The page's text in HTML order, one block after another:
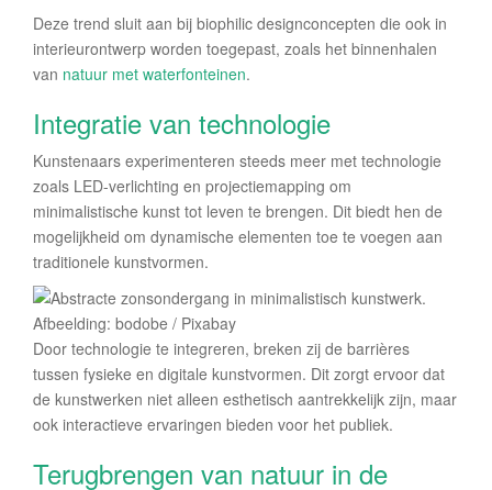
Deze trend sluit aan bij biophilic designconcepten die ook in
interieurontwerp worden toegepast, zoals het binnenhalen
van natuur met waterfonteinen.
Integratie van technologie
Kunstenaars experimenteren steeds meer met technologie
zoals LED-verlichting en projectiemapping om
minimalistische kunst tot leven te brengen. Dit biedt hen de
mogelijkheid om dynamische elementen toe te voegen aan
traditionele kunstvormen.
Afbeelding: bodobe / Pixabay
Door technologie te integreren, breken zij de barrières
tussen fysieke en digitale kunstvormen. Dit zorgt ervoor dat
de kunstwerken niet alleen esthetisch aantrekkelijk zijn, maar
ook interactieve ervaringen bieden voor het publiek.
Terugbrengen van natuur in de